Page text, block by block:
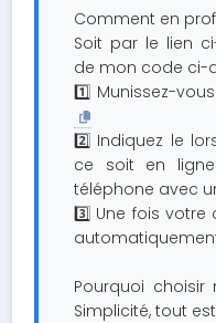
Comment en
Soit par le lien
de mon code ci-
1️⃣ Munissez-
2️⃣ Indiquez le
ce soit en
téléphone avec
3️⃣ Une fois
Pourquoi choisir
Simplicité, tout